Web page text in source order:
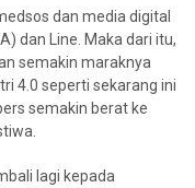
dan media digital
dan Line. Maka dari itu,
semakin maraknya
4.0 seperti sekarang ini
semakin berat ke
lagi kepada